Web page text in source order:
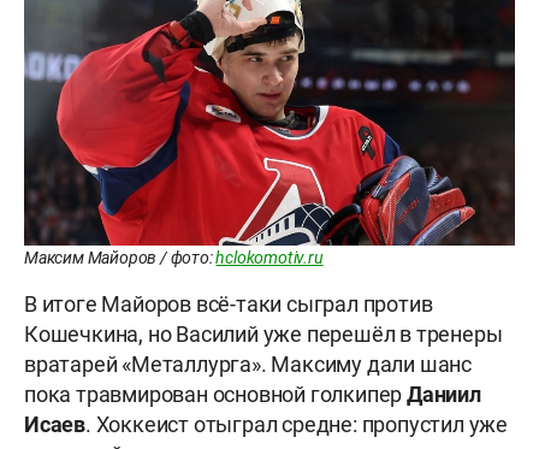
Максим Майоров / фото:hclokomotiv.ru
В итоге Майоров всё-таки сыграл против
Кошечкина, но Василий уже перешёл в тренеры
вратарей «Металлурга». Максиму дали шанс
пока травмирован основной голкиперДаниил
Исаев. Хоккеист отыграл средне: пропустил уже